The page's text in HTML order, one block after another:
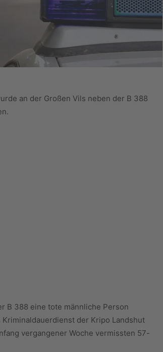
an der Großen Vils neben der B 388
B 388 eine tote männliche Person
der Kripo Landshut
vergangener Woche vermissten 57-